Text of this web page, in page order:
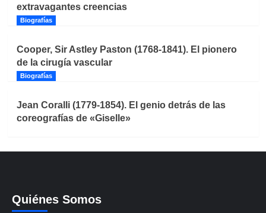
extravagantes creencias
Biografías
Cooper, Sir Astley Paston (1768-1841). El pionero
de la cirugía vascular
Biografías
Jean Coralli (1779-1854). El genio detrás de las
coreografías de «Giselle»
Quiénes Somos